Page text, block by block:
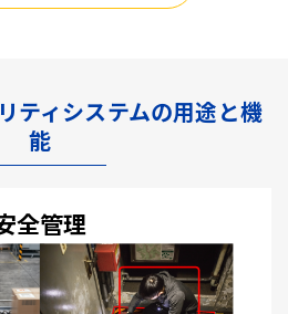
ティシステムの用途と機
能
全管理